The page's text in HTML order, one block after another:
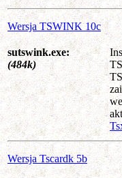
Wersja TSWINK 10c
sutswink.exe:
(484k)
Wersja Tscardk 5b